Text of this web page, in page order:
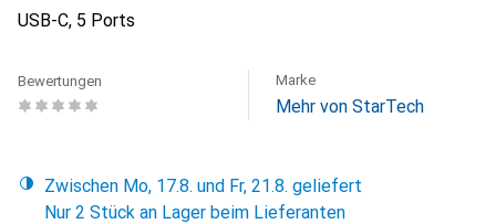
USB-C, 5 Ports
Bewertungen Marke
Mehr von StarTech
Zwischen Mo, 17.8. und Fr, 21.8. geliefert
Nur 2 Stück an Lager beim Lieferanten